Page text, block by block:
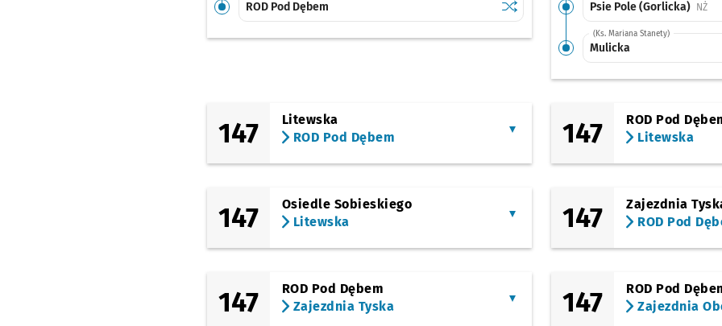
ROD Pod Dębem Sprawdź proponowane przesiadki na inne
przystanek ROD Pod Dębem
Psie Pole (Gorlicka) NŻ
(Ks. Mariana Stanety)
Mulicka
147
Litewska
ROD Pod Dębem
147
ROD Pod
Litewska
147
Osiedle Sobieskiego
Litewska
147
Zajezdnia
ROD Pod
147
ROD Pod Dębem
Zajezdnia Tyska
147
ROD Pod
Zajezdnia